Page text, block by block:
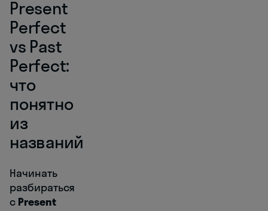
Present
Perfect
vs Past
Perfect:
что
понятно
из
названий
Начинать
разбираться
с Present